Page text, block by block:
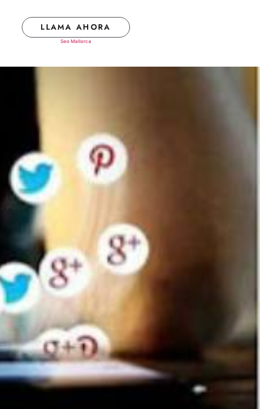
LLAMA AHORA
Seo Mallorca